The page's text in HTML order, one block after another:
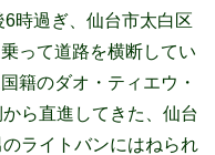
時過ぎ、仙台市太白区
って道路を横断してい
籍のダオ・ティエウ・
ら直進してきた、仙台
ライトバンにはねられ